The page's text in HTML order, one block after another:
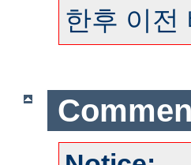
한후 이전